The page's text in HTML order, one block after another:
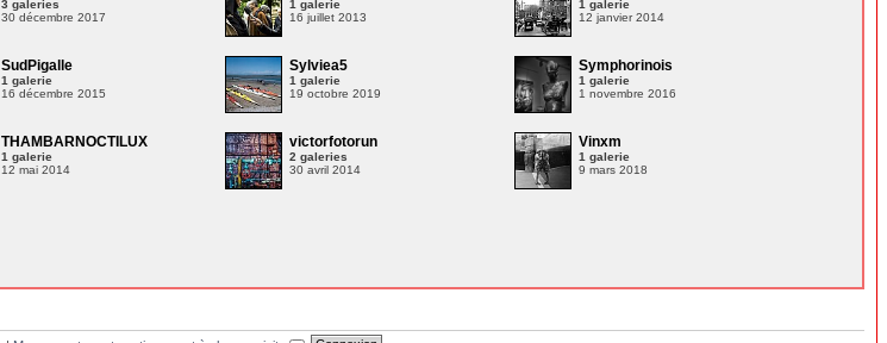
3 galeries
30 décembre 2017
1 galerie
16 juillet 2013
1 galerie
12 janvier 2014
SudPigalle
1 galerie
16 décembre 2015
Sylviea5
1 galerie
19 octobre 2019
Symphorinois
1 galerie
1 novembre 2016
THAMBARNOCTILUX
1 galerie
12 mai 2014
victorfotorun
2 galeries
30 avril 2014
Vinxm
1 galerie
9 mars 2018